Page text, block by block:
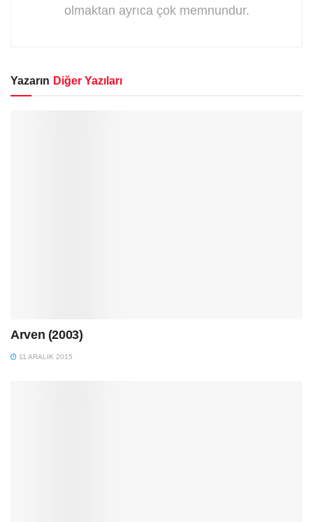
olmaktan ayrıca çok memnundur.
Yazarın Diğer Yazıları
Arven (2003)
11 ARALIK 2015